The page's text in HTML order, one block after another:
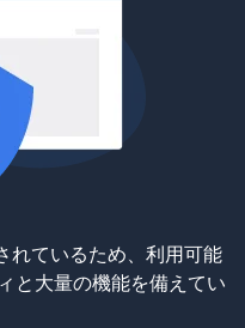
ているため、利用可能
と大量の機能を備えてい